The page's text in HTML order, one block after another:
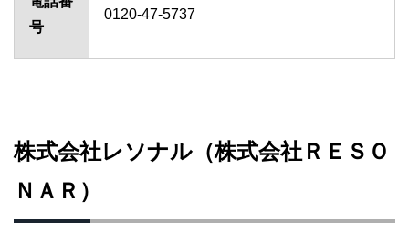
号
0120-47-5737
株式会社レソナル（株式会社ＲＥＳＯ
ＮＡＲ）